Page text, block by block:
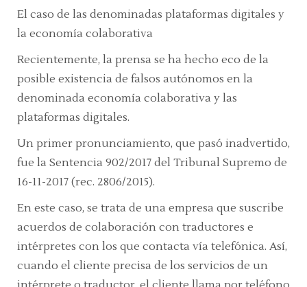
El caso de las denominadas plataformas digitales y
la economía colaborativa
Recientemente, la prensa se ha hecho eco de la
posible existencia de falsos autónomos en la
denominada economía colaborativa y las
plataformas digitales.
Un primer pronunciamiento, que pasó inadvertido,
fue la Sentencia 902/2017 del Tribunal Supremo de
16-11-2017 (rec. 2806/2015).
En este caso, se trata de una empresa que suscribe
acuerdos de colaboración con traductores e
intérpretes con los que contacta vía telefónica. Así,
cuando el cliente precisa de los servicios de un